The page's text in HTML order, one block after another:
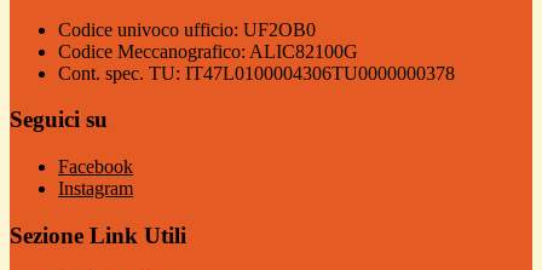
Codice univoco ufficio: UF2OB0
Codice Meccanografico: ALIC82100G
Cont. spec. TU: IT47L0100004306TU0000000378
Seguici su
Facebook
Instagram
Sezione Link Utili